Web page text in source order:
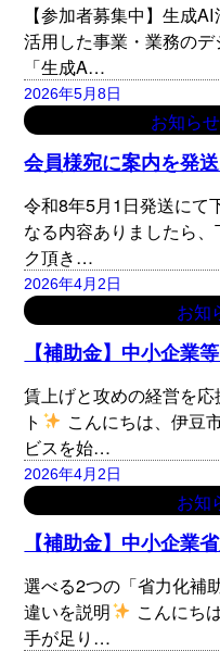
【参加者募集中】生
活用した事業・業務の
「生成A…
2026年5月8日
お知らせ
会員様宛に案内を発
令和8年5月1日発送にて
なる内容ありましたら
ク頂き…
2026年4月2日
お知
賃上げと攻めの経営を
ト
こんにちは、伊豆
ビスを始…
2026年4月2日
お知
【補助金】中小企業
選べる2つの「省力化補
違いを説明
こんにち
手が足り…